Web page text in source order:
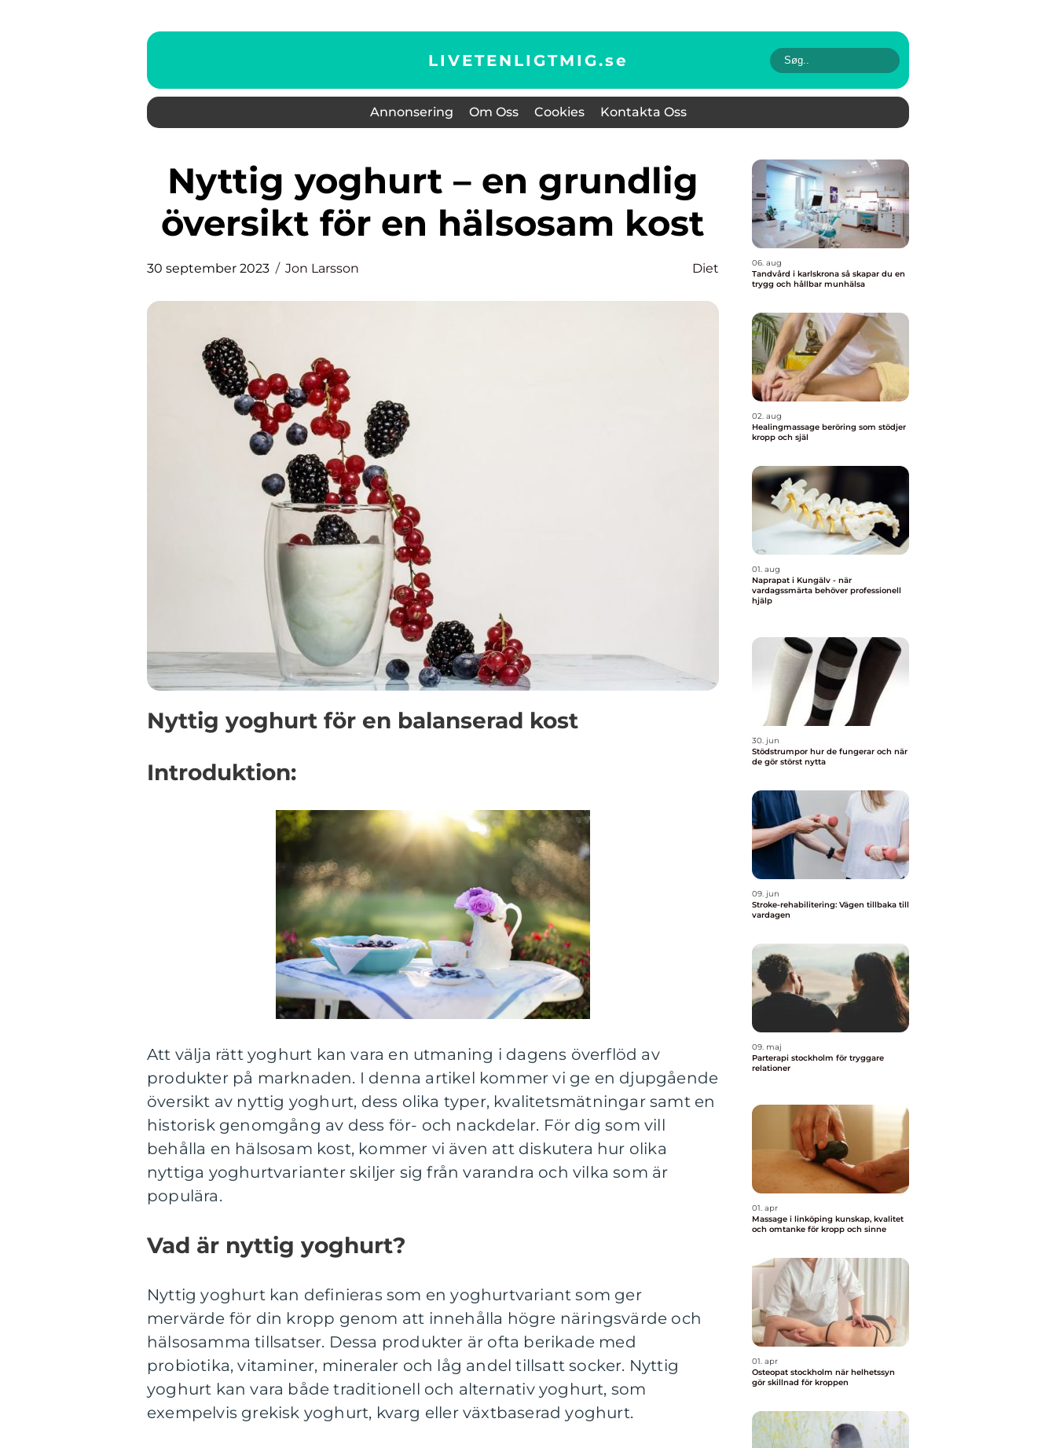
LIVETENLIGTMIG.se
Annonsering Om Oss Cookies Kontakta Oss
Nyttig yoghurt – en grundlig
översikt för en hälsosam kost
30 september 2023 Jon Larsson Diet
Nyttig yoghurt för en balanserad kost
Introduktion:
Att välja rätt yoghurt kan vara en utmaning i dagens överflöd av
produkter på marknaden. I denna artikel kommer vi ge en djupgående
översikt av nyttig yoghurt, dess olika typer, kvalitetsmätningar samt en
historisk genomgång av dess för- och nackdelar. För dig som vill
behålla en hälsosam kost, kommer vi även att diskutera hur olika
nyttiga yoghurtvarianter skiljer sig från varandra och vilka som är
populära.
Vad är nyttig yoghurt?
Nyttig yoghurt kan definieras som en yoghurtvariant som ger
mervärde för din kropp genom att innehålla högre näringsvärde och
hälsosamma tillsatser. Dessa produkter är ofta berikade med
probiotika, vitaminer, mineraler och låg andel tillsatt socker. Nyttig
yoghurt kan vara både traditionell och alternativ yoghurt, som
exempelvis grekisk yoghurt, kvarg eller växtbaserad yoghurt.
06. aug
Tandvård i karlskrona så skapar du en
trygg och hållbar munhälsa
02. aug
Healingmassage beröring som stödjer
kropp och själ
01. aug
Naprapat i Kungälv - när
vardagssmärta behöver professionell
hjälp
30. jun
Stödstrumpor hur de fungerar och när
de gör störst nytta
09. jun
Stroke-rehabilitering: Vägen tillbaka till
vardagen
09. maj
Parterapi stockholm för tryggare
relationer
01. apr
Massage i linköping kunskap, kvalitet
och omtanke för kropp och sinne
01. apr
Osteopat stockholm när helhetssyn
gör skillnad för kroppen